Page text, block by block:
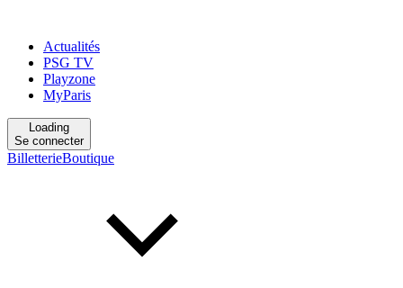
Actualités
PSG TV
Playzone
MyParis
Loading
Se connecter
BilletterieBoutique